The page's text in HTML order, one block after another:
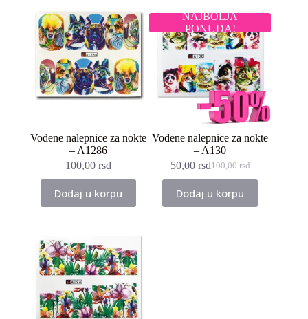
Vodene nalepnice za nokte
– A1286
100,00rsd
Dodaj u korpu
NAJBOLJA
PONUDA!
Vodene nalepnice za nokte
– A130
100,00rsd
Originalna
cena
je
bila:
50,00 rsdTrenutna
cena
je:
50,00 rsd.
Dodaj u korpu